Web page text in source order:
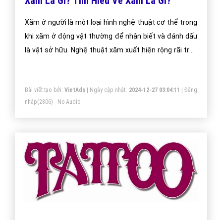
Xăm ở người là một loại hình nghệ thuật cơ thể trong
khi xăm ở động vật thường để nhận biết và đánh dấu
là vật sở hữu. Nghệ thuật xăm xuất hiện rộng rãi trên
Bài viết tạo bởi: VietAds| Ngày cập nhật: 2024-12-27 03:04:11 |Đăng
nhập(2806) - No Audio